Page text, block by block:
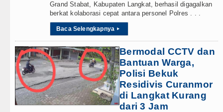
2026 Pukul 20.30 WIB
Grand Stabat, Kabupaten Langkat, berhasil digagalkan
berkat kolaborasi cepat antara personel Polres . . .
Baca Selengkapnya ▸
Bermodal CCTV dan
Bantuan Warga,
Polisi Bekuk
Residivis Curanmor
di Langkat Kurang
dari 3 Jam